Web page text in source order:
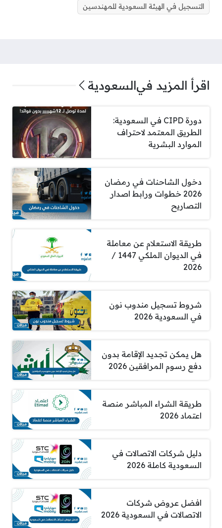
التسجيل في الهيئة السعودية للمهندسين
اقرأ المزيد فيالسعودية
دورة CIPD في السعودية:
الطريق المعتمد لاحتراف
الموارد البشرية
دخول الشاحنات في رمضان
2026 خطوات ورابط اصدار
التصاريح
طريقة الاستعلام عن معاملة
في الديوان الملكي 1447 /
2026
شروط تسجيل مندوب نون
في السعودية 2026
هل يمكن تجديد الإقامة بدون
دفع رسوم المرافقين 2026
طريقة الشراء المباشر منصة
اعتماد 2026
دليل شركات الاتصالات في
السعودية كاملة 2026
افضل عروض شركات
الاتصالات في السعودية 2026